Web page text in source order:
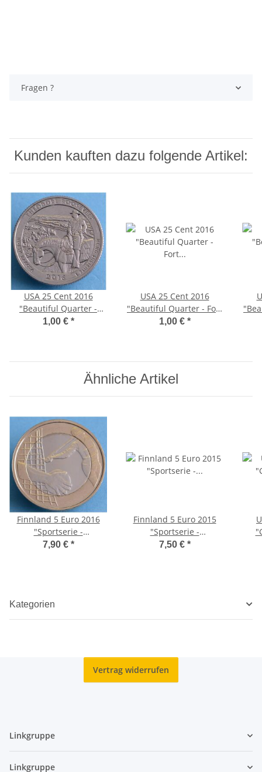
Fragen ?
Kunden kauften dazu folgende Artikel:
USA 25 Cent 2016
"Beautiful Quarter -
Theodor Roosevelt" - S*
1,00 € *
USA 25 Cent 2016
"Beautiful Quarter - Fort
Moultrie" - P*
1,00 € *
Ähnliche Artikel
Finnland 5 Euro 2016
"Sportserie -
Leichtathletik" unc.
7,90 € *
Finnland 5 Euro 2015
"Sportserie -
Eiskunstlauf" unc.
7,50 € *
Kategorien
Vertrag widerrufen
Linkgruppe
Linkgruppe